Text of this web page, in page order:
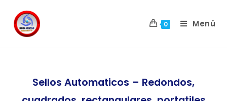
0 Menú
Sellos Automaticos – Redondos,